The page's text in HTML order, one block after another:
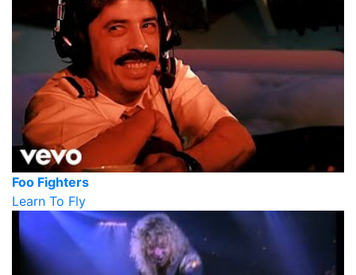
Foo Fighters
Learn To Fly